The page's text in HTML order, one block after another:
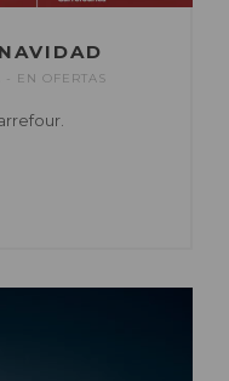
EN OFERTAS